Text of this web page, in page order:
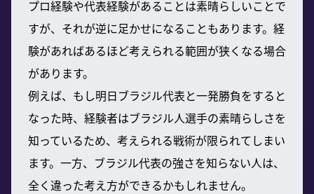
プロ経験や代表経験があることは素晴らしいことで
すが、それが逆に足かせになることもあります。経
験があればあるほど考えられる範囲が狭くなる場合
があります。
例えば、もし明日ブラジル代表と一発勝負をすると
なった時、経験者はブラジル人選手の素晴らしさを
知っているため、考えられる戦術が限られてしまい
ます。一方、ブラジル代表の強さを知らない人は、
全く違った考え方ができるかもしれません。